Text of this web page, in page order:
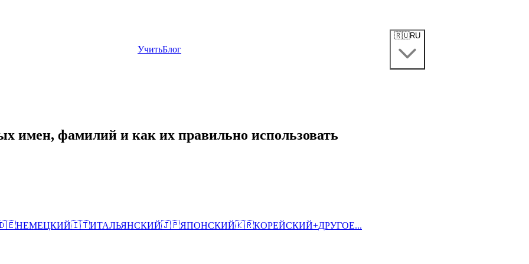
УчитьБлог
🇷🇺RU
имен, фамилий и как их правильно использовать
НЕМЕЦКИЙ🇮🇹ИТАЛЬЯНСКИЙ🇯🇵ЯПОНСКИЙ🇰🇷КОРЕЙСКИЙ+ДРУГОЕ...